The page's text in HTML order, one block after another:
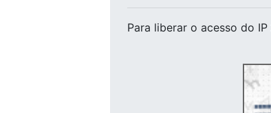
Para liberar o acesso do IP